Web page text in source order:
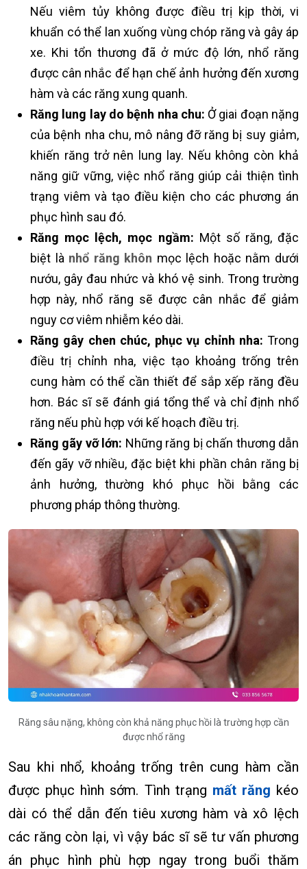
Nếu viêm tủy không được điều trị kịp thời, vi
khuẩn có thể lan xuống vùng chóp răng và gây áp
xe. Khi tổn thương đã ở mức độ lớn, nhổ răng
được cân nhắc để hạn chế ảnh hưởng đến xương
hàm và các răng xung quanh.
Răng lung lay do bệnh nha chu:Ở giai đoạn nặng
của bệnh nha chu, mô nâng đỡ răng bị suy giảm,
khiến răng trở nên lung lay. Nếu không còn khả
năng giữ vững, việc nhổ răng giúp cải thiện tình
trạng viêm và tạo điều kiện cho các phương án
phục hình sau đó.
Răng mọc lệch, mọc ngầm: Một số răng, đặc
biệt là nhổ răng khôn mọc lệch hoặc nằm dưới
nướu, gây đau nhức và khó vệ sinh. Trong trường
hợp này, nhổ răng sẽ được cân nhắc để giảm
nguy cơ viêm nhiễm kéo dài.
Răng gây chen chúc, phục vụ chỉnh nha: Trong
điều trị chỉnh nha, việc tạo khoảng trống trên
cung hàm có thể cần thiết để sắp xếp răng đều
hơn. Bác sĩ sẽ đánh giá tổng thể và chỉ định nhổ
răng nếu phù hợp với kế hoạch điều trị.
Răng gãy vỡ lớn: Những răng bị chấn thương dẫn
đến gãy vỡ nhiều, đặc biệt khi phần chân răng bị
ảnh hưởng, thường khó phục hồi bằng các
phương pháp thông thường.
Răng sâu nặng, không còn khả năng phục hồi là trường hợp cần
được nhổ răng
Sau khi nhổ, khoảng trống trên cung hàm cần
được phục hình sớm. Tình trạng mất răng kéo
dài có thể dẫn đến tiêu xương hàm và xô lệch
các răng còn lại, vì vậy bác sĩ sẽ tư vấn phương
án phục hình phù hợp ngay trong buổi thăm